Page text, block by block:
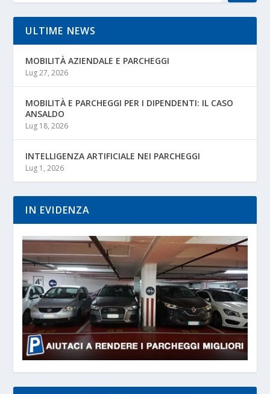
ULTIME NEWS
MOBILITÀ AZIENDALE E PARCHEGGI
Lug 27, 2026
MOBILITÀ E PARCHEGGI PER I DIPENDENTI: IL CASO
ANSALDO
Lug 18, 2026
INTELLIGENZA ARTIFICIALE NEI PARCHEGGI
Lug 1, 2026
IN EVIDENZA